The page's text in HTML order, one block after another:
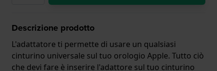
Descrizione prodotto
L'adattatore ti permette di usare un qualsiasi
cinturino universale sul tuo orologio Apple. Tutto ciò
che devi fare è inserire l'adattore sul tuo cinturino